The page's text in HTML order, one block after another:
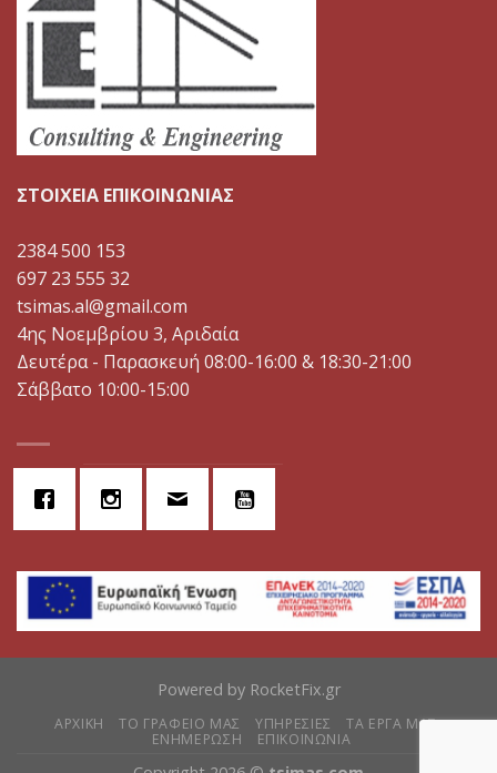
ΣΤΟΙΧΕΙΑ ΕΠΙΚΟΙΝΩΝΙΑΣ
2384 500 153
697 23 555 32
tsimas.al@gmail.com
4ης Νοεμβρίου 3, Αριδαία
Δευτέρα - Παρασκευή 08:00-16:00 & 18:30-21:00
Σάββατο 10:00-15:00
Powered by RocketFix.gr
ΑΡΧΙΚΗ ΤΟ ΓΡΑΦΕΙΟ ΜΑΣ ΥΠΗΡΕΣΙΕΣ
ΤΑ ΕΡΓΑ ΜΑΣ
ΕΝΗΜΕΡΩΣΗ
ΕΠΙΚΟΙΝΩΝΙΑ